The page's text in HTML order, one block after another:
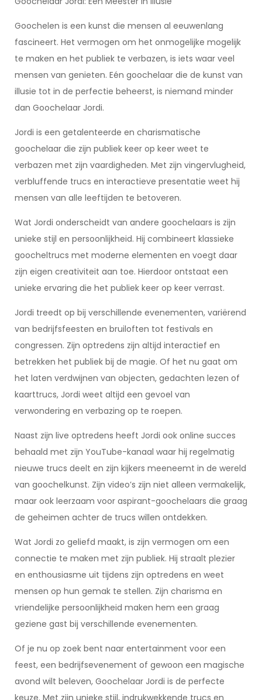
Goochelen is een kunst die mensen al eeuwenlang
fascineert. Het vermogen om het onmogelijke mogelijk
te maken en het publiek te verbazen, is iets waar veel
mensen van genieten. Eén goochelaar die de kunst van
illusie tot in de perfectie beheerst, is niemand minder
dan Goochelaar Jordi.
Jordi is een getalenteerde en charismatische
goochelaar die zijn publiek keer op keer weet te
verbazen met zijn vaardigheden. Met zijn vingervlugheid,
verbluffende trucs en interactieve presentatie weet hij
mensen van alle leeftijden te betoveren.
Wat Jordi onderscheidt van andere goochelaars is zijn
unieke stijl en persoonlijkheid. Hij combineert klassieke
goocheltrucs met moderne elementen en voegt daar
zijn eigen creativiteit aan toe. Hierdoor ontstaat een
unieke ervaring die het publiek keer op keer verrast.
Jordi treedt op bij verschillende evenementen, variërend
van bedrijfsfeesten en bruiloften tot festivals en
congressen. Zijn optredens zijn altijd interactief en
betrekken het publiek bij de magie. Of het nu gaat om
het laten verdwijnen van objecten, gedachten lezen of
kaarttrucs, Jordi weet altijd een gevoel van
verwondering en verbazing op te roepen.
Naast zijn live optredens heeft Jordi ook online succes
behaald met zijn YouTube-kanaal waar hij regelmatig
nieuwe trucs deelt en zijn kijkers meeneemt in de wereld
van goochelkunst. Zijn video’s zijn niet alleen vermakelijk,
maar ook leerzaam voor aspirant-goochelaars die graag
de geheimen achter de trucs willen ontdekken.
Wat Jordi zo geliefd maakt, is zijn vermogen om een
connectie te maken met zijn publiek. Hij straalt plezier
en enthousiasme uit tijdens zijn optredens en weet
mensen op hun gemak te stellen. Zijn charisma en
vriendelijke persoonlijkheid maken hem een graag
geziene gast bij verschillende evenementen.
Of je nu op zoek bent naar entertainment voor een
feest, een bedrijfsevenement of gewoon een magische
avond wilt beleven, Goochelaar Jordi is de perfecte
keuze. Met zijn unieke stijl, indrukwekkende trucs en